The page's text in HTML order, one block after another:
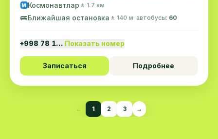
M Космонавтлар 🚶 1.7 км
🚌Ближайшая остановка 🚶 140 м· автобусы: 60
+998 78 1… Показать номер
Записаться Подробнее
← 1 2 3 →